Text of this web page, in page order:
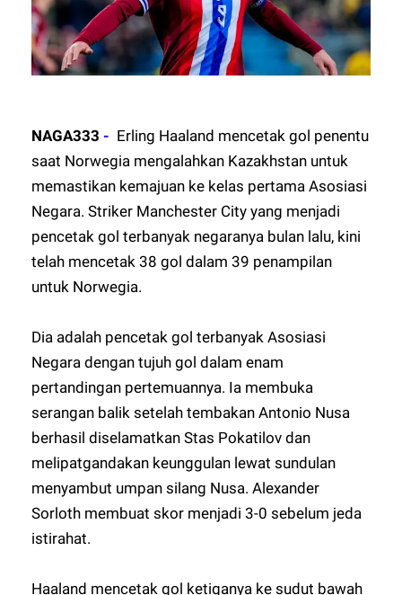
NAGA333 - Erling Haaland mencetak gol penentu
saat Norwegia mengalahkan Kazakhstan untuk
memastikan kemajuan ke kelas pertama Asosiasi
Negara. Striker Manchester City yang menjadi
pencetak gol terbanyak negaranya bulan lalu, kini
telah mencetak 38 gol dalam 39 penampilan
untuk Norwegia.
Dia adalah pencetak gol terbanyak Asosiasi
Negara dengan tujuh gol dalam enam
pertandingan pertemuannya. Ia membuka
serangan balik setelah tembakan Antonio Nusa
berhasil diselamatkan Stas Pokatilov dan
melipatgandakan keunggulan lewat sundulan
menyambut umpan silang Nusa. Alexander
Sorloth membuat skor menjadi 3-0 sebelum jeda
istirahat.
Haaland mencetak gol ketiganya ke sudut bawah